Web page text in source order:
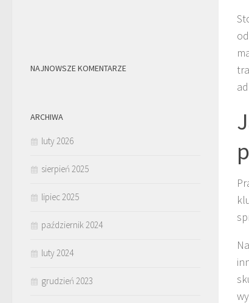
NAJNOWSZE KOMENTARZE
ARCHIWA
luty 2026
sierpień 2025
lipiec 2025
październik 2024
luty 2024
grudzień 2023